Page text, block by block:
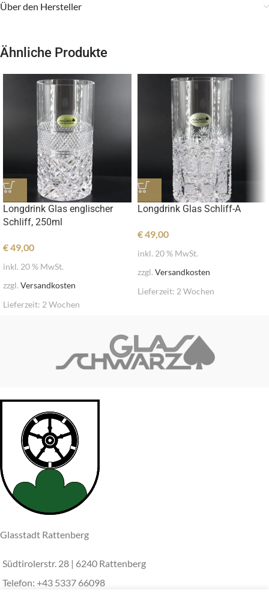
Über den Hersteller
Ähnliche Produkte
Longdrink Glas englischer
Schliff, 250ml
€49,00
inkl. 20 % MwSt.
zzgl. Versandkosten
Lieferzeit: 2 Wochen
Longdrink Glas Schliff-A
€49,00
inkl. 20 % MwSt.
zzgl. Versandkosten
Lieferzeit: 2 Wochen
Glasstadt Rattenberg
Südtirolerstr. 28 | 6240 Rattenberg
Telefon: +43 5337 66098